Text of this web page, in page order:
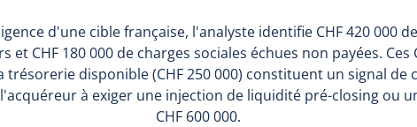
d'une cible française, l'analyste identifie CHF 420 000
et CHF 180 000 de charges sociales échues non payées. Ces
disponible (CHF 250 000) constituent un signal de
à exiger une injection de liquidité pré-closing ou
CHF 600 000.